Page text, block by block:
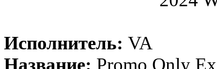
Исполнитель: VA
Название: Promo Only